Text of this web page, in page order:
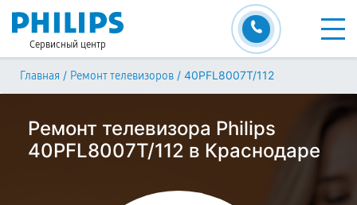
Сервисный центр
Главная / Ремонт телевизоров / 40PFL8007T/112
Ремонт телевизора Philips
40PFL8007T/112 в Краснодаре